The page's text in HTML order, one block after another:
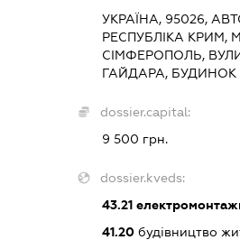
УКРАЇНА, 95026,
РЕСПУБЛІКА КРИМ,
СІМФЕРОПОЛЬ,
ГАЙДАРА, БУДИНОК
dossier.capital:
9 500 грн.
dossier.kveds:
43.21
41.20будівництво